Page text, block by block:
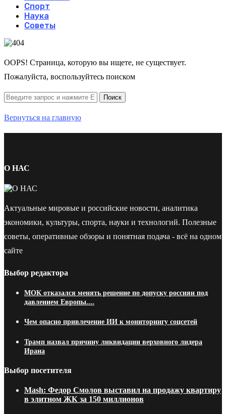
Спорт
Наука
Советы
OOPS! Страница, которую вы ищете, не существует.
Пожалуйста, воспользуйтесь поиском
Вернуться на главную
О НАС
Актуальные мировые и российские новости, аналитика
экономики, культуры, спорта, науки и технологий. Полезные
советы, оперативные обзоры и понятная подача - всё на одном
сайте
Выбор редактора
МОК отказался менять решение по допуску россиян под
давлением Европы....
Чем опасно привлечение ИИ к мониторингу соцсетей
Трамп назвал причину ликвидации верховного лидера
Ирана
Выбор посетителя
Mash: Федор Смолов выставил на продажу квартиру
в элитном ЖК за 150 миллионов